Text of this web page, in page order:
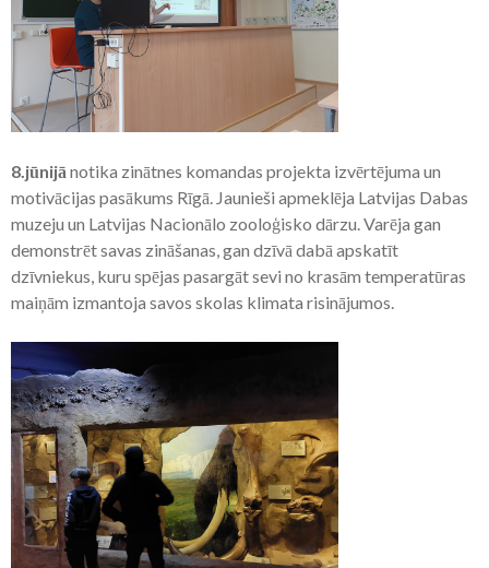
8.jūnijā notika zinātnes komandas projekta izvērtējuma un
motivācijas pasākums Rīgā. Jaunieši apmeklēja Latvijas Dabas
muzeju un Latvijas Nacionālo zooloģisko dārzu. Varēja gan
demonstrēt savas zināšanas, gan dzīvā dabā apskatīt
dzīvniekus, kuru spējas pasargāt sevi no krasām temperatūras
maiņām izmantoja savos skolas klimata risinājumos.